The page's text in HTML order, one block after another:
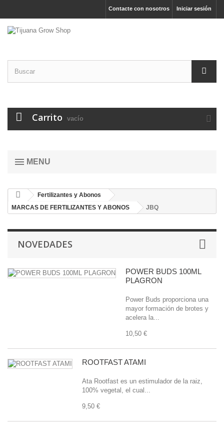
Iniciar sesión
Contacte con nosotros
Carrito vacío
MENU
Fertilizantes y Abonos
MARCAS DE FERTILIZANTES Y ABONOS
JBQ
NOVEDADES
POWER BUDS 100ML
PLAGRON
Power Buds proporciona una
mayor formación de brotes y
acelera la...
10,50 €
ROOTFAST ATAMI
Ata Rootfast es un estimulador de la raiz,
100% vegetal, el cual...
9,50 €